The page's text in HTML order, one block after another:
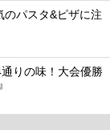
パスタ&ピザに注
りの味！大会優勝